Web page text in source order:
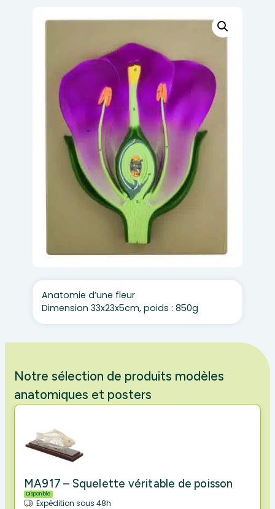
Anatomie d’une fleur
Dimension 33x23x5cm, poids : 850g
Notre sélection de produits modèles
anatomiques et posters
MA917 – Squelette véritable de poisson
Disponible
Expédition sous 48h